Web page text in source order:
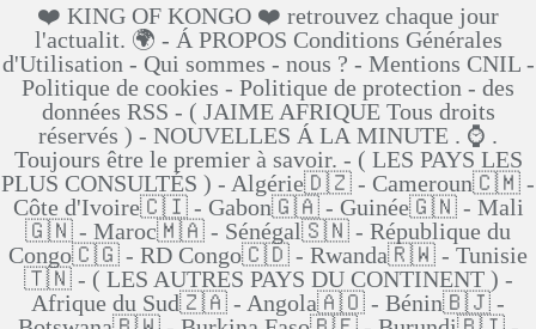
❤️ KING OF KONGO ❤️ retrouvez chaque jour
l'actualit. 🌍 - Á PROPOS Conditions Générales
d'Utilisation - Qui sommes - nous ? - Mentions CNIL -
Politique de cookies - Politique de protection - des
données RSS - ( JAIME AFRIQUE Tous droits
réservés ) - NOUVELLES Á LA MINUTE . ⌚ .
Toujours être le premier à savoir. - ( LES PAYS LES
PLUS CONSULTÉS ) - Algérie🇩🇿 - Cameroun🇨🇲 -
Côte d'Ivoire🇨🇮 - Gabon🇬🇦 - Guinée🇬🇳 - Mali
🇬🇳 - Maroc🇲🇦 - Sénégal🇸🇳 - République du
Congo🇨🇬 - RD Congo🇨🇩 - Rwanda🇷🇼 - Tunisie
🇹🇳 - ( LES AUTRES PAYS DU CONTINENT ) -
Afrique du Sud🇿🇦 - Angola🇦🇴 - Bénin🇧🇯 -